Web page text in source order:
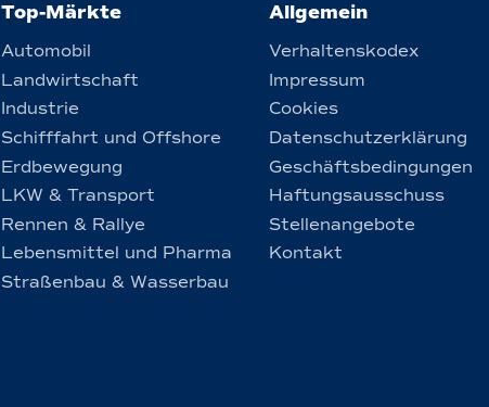
Top-Märkte
Automobil
Landwirtschaft
Industrie
Schifffahrt und Offshore
Erdbewegung
LKW & Transport
Rennen & Rallye
Lebensmittel und Pharma
Straßenbau & Wasserbau
Allgemein
Verhaltenskodex
Impressum
Cookies
Datenschutzerklärung
Geschäftsbedingungen
Haftungsausschuss
Stellenangebote
Kontakt